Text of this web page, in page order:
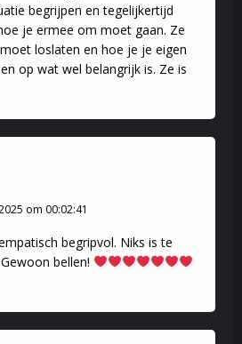
begrijpen en tegelijkertijd
je ermee om moet gaan. Ze
loslaten en hoe je je eigen
op wat wel belangrijk is. Ze is
om 00:02:41
begripvol. Niks is te
bellen!